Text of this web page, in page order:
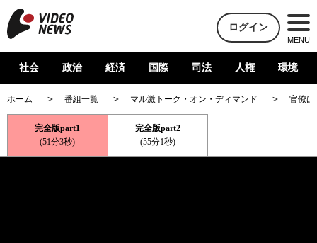
ログイン
MENU
社会 政治 経済 国際 司法 人権 環境
ホーム 番組一覧 マル激トーク・オン・ディマンド 官僚は
完全版part1
(51分3秒)
完全版part2
(55分1秒)